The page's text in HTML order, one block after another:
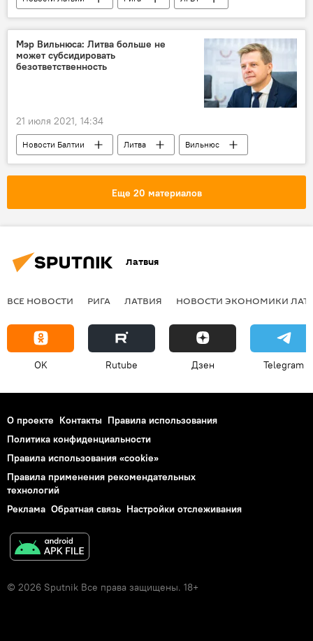
"Балтийский прайд"
Мэр Вильнюса: Литва больше не
может субсидировать
безответственность
21 июля 2021, 14:34
Новости Балтии Литва
Вильнюс
Ремигиюс Шимашюс
коронавирус
Еще 20 материалов
Латвия
ВСЕ НОВОСТИ РИГА ЛАТВИЯ НОВОСТИ ЭКОНОМИКИ
OK Rutube Дзен Telegram
О проекте Контакты Правила использования
Политика конфиденциальности
Правила использования «cookie»
Правила применения рекомендательных
технологий
Реклама Обратная связь Настройки отслеживания
© 2026 Sputnik Все права защищены. 18+